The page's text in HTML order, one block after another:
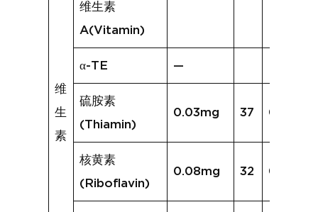
维
生
素
维生素
A(Vitamin)
α-TE —
硫胺素
(Thiamin)
0.03mg 37 0.04mg
核黄素
(Riboflavin)
0.08mg 32 0.09mg